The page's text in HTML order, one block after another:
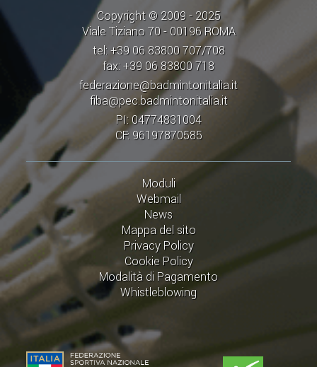
Copyright © 2009 - 2025
Viale Tiziano 70 - 00196 ROMA
tel: +39 06 83800 707/708
fax: +39 06 83800 718
federazione@badmintonitalia.it
fiba@pec.badmintonitalia.it
PI: 04774831004
CF: 96197870585
Moduli
Webmail
News
Mappa del sito
Privacy Policy
Cookie Policy
Modalità di Pagamento
Whistleblowing
EVENTI SOSTENIBILI
PARA BADMINTON
L'ATTIVITÀ
TESSERAMENTO
REGOLAMENTI
GARE
STAFF TECNICO
CLASSIFICHE 2016-2023
ATLETI D'INTERESSE NAZIONALE
SCHEDE ATLETI
NUOVI GIOCHI DELLA GIOVENTÙ